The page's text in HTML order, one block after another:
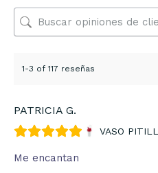
1-3 of 117 reseñas
PATRICIA G.
VASO
Me encantan